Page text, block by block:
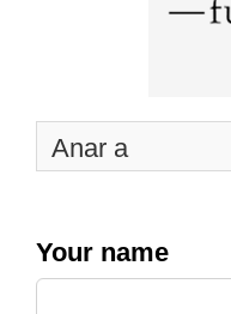
Anar a
Your name